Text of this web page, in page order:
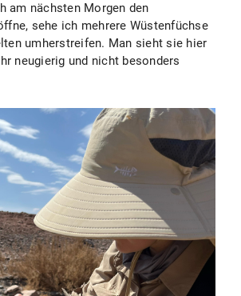
am nächsten Morgen den
sehe ich mehrere Wüstenfüchse
umherstreifen. Man sieht sie hier
neugierig und nicht besonders